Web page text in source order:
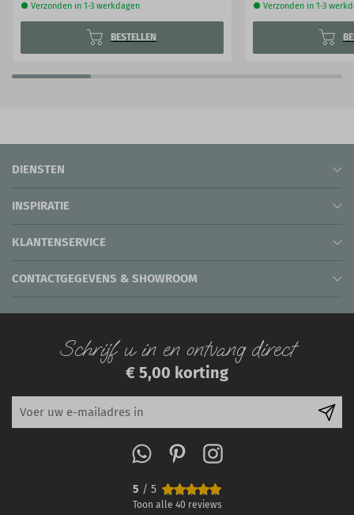
● Verzonden in 1-3 werkdagen
BESTELLEN
● Verzonden in 1-3
DIENSTEN
INSPIRATIE
KLANTENSERVICE
CONTACTGEGEVENS & SHOWROOM
Schrijf u in en ontvang direct
€ 5,00 korting
5 / 5
Toon alle 40 reviews